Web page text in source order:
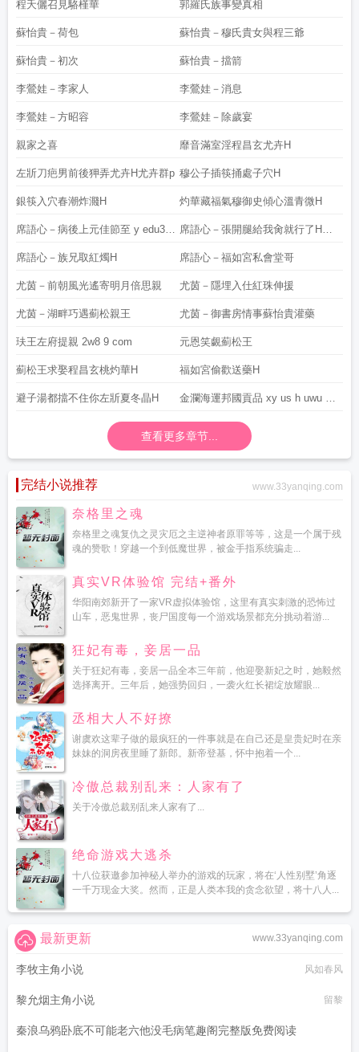
程夭儷召見駱槿華 郭羅氏族事變真相
蘇怡貴－荷包 蘇怡貴－穆氏貴女與程三爺
蘇怡貴－初次 蘇怡貴－擋箭
李鶯娃－李家人 李鶯娃－消息
李鶯娃－方昭容 李鶯娃－除歲宴
親家之喜 靡音滿室淫程昌玄尤卉H
左斨刀疤男前後狎弄尤卉H尤卉群p 穆公子插筷捅處子穴H
銀筷入穴春潮炸濺H 灼華藏福氣穆御史傾心溫青微H
席語心－病後上元佳節至 y edu3 c
om
席語心－張開腿給我肏就行了H程
昌玄桃灼華
席語心－族兄取紅燭H 席語心－福如宮私會堂哥
尤茵－前朝風光遙寄明月倍思親 尤茵－隱埋入仕紅珠伸援
尤茵－湖畔巧遇薊松親王 尤茵－御書房情事蘇怡貴灌藥
玞王左府提親 2w8 9 com 元恩笑覷薊松王
薊松王求娶程昌玄桃灼華H 福如宮偷歡送藥H
避子湯都擋不住你左斨夏冬晶H 金瀾海運邦國貢品 xy us h uwu on
e
查看更多章节...
完结小说推荐 www.33yanqing.com
奈格里之魂
奈格里之魂复仇之灵灾厄之主逆神者原罪等等，这是一个属于残
魂的赞歌！穿越一个到低魔世界，被金手指系统骗走...
真实VR体验馆 完结+番外
华阳南郊新开了一家VR虚拟体验馆，这里有真实刺激的恐怖过
山车，恶鬼世界，丧尸国度每一个游戏场景都充分挑动着游...
狂妃有毒，妾居一品
关于狂妃有毒，妾居一品全本三年前，他迎娶新妃之时，她毅然
选择离开。三年后，她强势回归，一袭火红长裙绽放耀眼...
丞相大人不好撩
谢虞欢这辈子做的最疯狂的一件事就是在自己还是皇贵妃时在亲
妹妹的洞房夜里睡了新郎。新帝登基，怀中抱着一个...
冷傲总裁别乱来：人家有了
关于冷傲总裁别乱来人家有了...
绝命游戏大逃杀
十八位获邀参加神秘人举办的游戏的玩家，将在‘人性别墅’角逐
一千万现金大奖。然而，正是人类本我的贪念欲望，将十八人...
www.33yanqing.com
最新更新
李牧主角小说 风如春风
黎允烟主角小说 留黎
秦浪乌鸦卧底不可能老六他没毛病笔趣阁完整版免费阅读